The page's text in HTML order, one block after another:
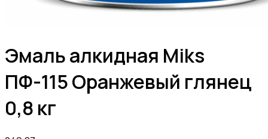
Эмаль алкидная Мiks
ПФ-115 Оранжевый глянец
0,8 кг